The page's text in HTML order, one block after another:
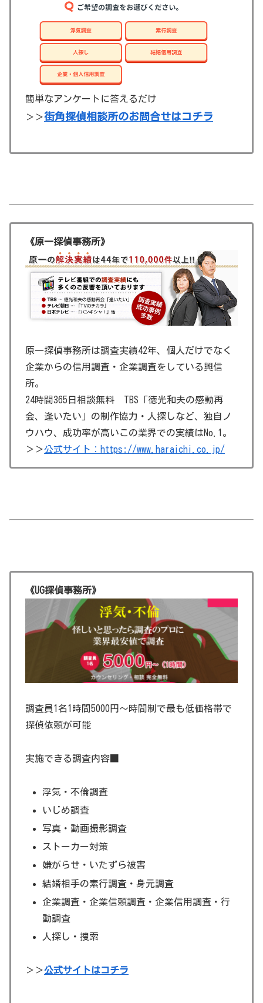
簡単なアンケートに答えるだけ
＞＞街角探偵相談所のお問合せはコチラ
《原一探偵事務所》
原一探偵事務所は調査実績42年、個人だけでなく
企業からの信用調査・企業調査をしている興信
所。
24時間365日相談無料 TBS「徳光和夫の感動再
会、逢いたい」の制作協力・人探しなど、独自ノ
ウハウ、成功率が高いこの業界での実績はNo.1。
＞＞公式サイト：https://www.haraichi.co.jp/
《UG探偵事務所》
調査員1名1時間5000円～時間制で最も低価格帯で
探偵依頼が可能
実施できる調査内容■
浮気・不倫調査
いじめ調査
写真・動画撮影調査
ストーカー対策
嫌がらせ・いたずら被害
結婚相手の素行調査・身元調査
企業調査・企業信頼調査・企業信用調査・行
動調査
人探し・捜索
＞＞公式サイトはコチラ